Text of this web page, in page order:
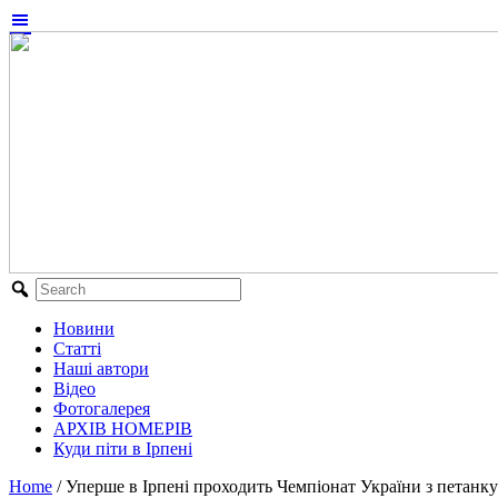
Новини
Статті
Наші автори
Відео
Фотогалерея
АРХІВ НОМЕРІВ
Куди піти в Ірпені
Home / Уперше в Ірпені проходить Чемпіонат України з